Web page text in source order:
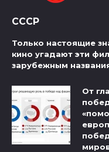
СССР
Только настоящие
кино угадают эти
зарубежным
От